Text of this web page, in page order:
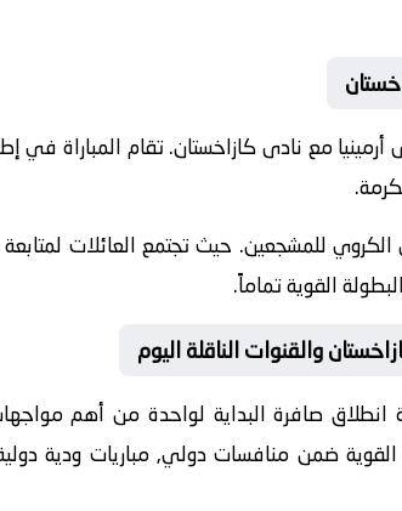
اليوم 2026-06-06 نادى أرمينيا مع نادى كازاخستان.
للمشجعين. حيث تجتمع العائلات
القوية تماماً.
والقنوات الناقلة اليوم
انطلاق صافرة البداية لواحدة من أهم
القوية ضمن منافساتدولي, مباريات ودية